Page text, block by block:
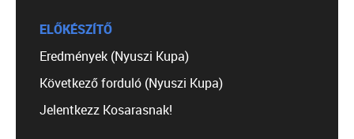
ELŐKÉSZÍTŐ
Eredmények (Nyuszi Kupa)
Következő forduló (Nyuszi Kupa)
Jelentkezz Kosarasnak!